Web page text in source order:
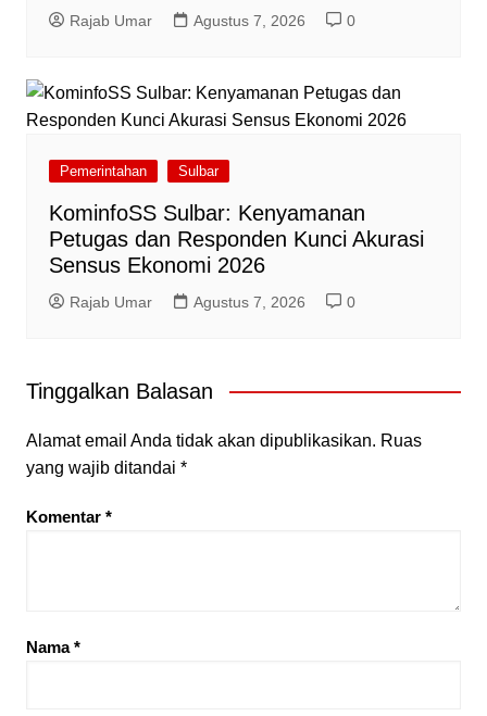
Rajab Umar Agustus 7, 2026 0
Pemerintahan Sulbar
KominfoSS Sulbar: Kenyamanan
Petugas dan Responden Kunci Akurasi
Sensus Ekonomi 2026
Rajab Umar Agustus 7, 2026 0
Tinggalkan Balasan
Alamat email Anda tidak akan dipublikasikan. Ruas
yang wajib ditandai *
Komentar *
Nama*